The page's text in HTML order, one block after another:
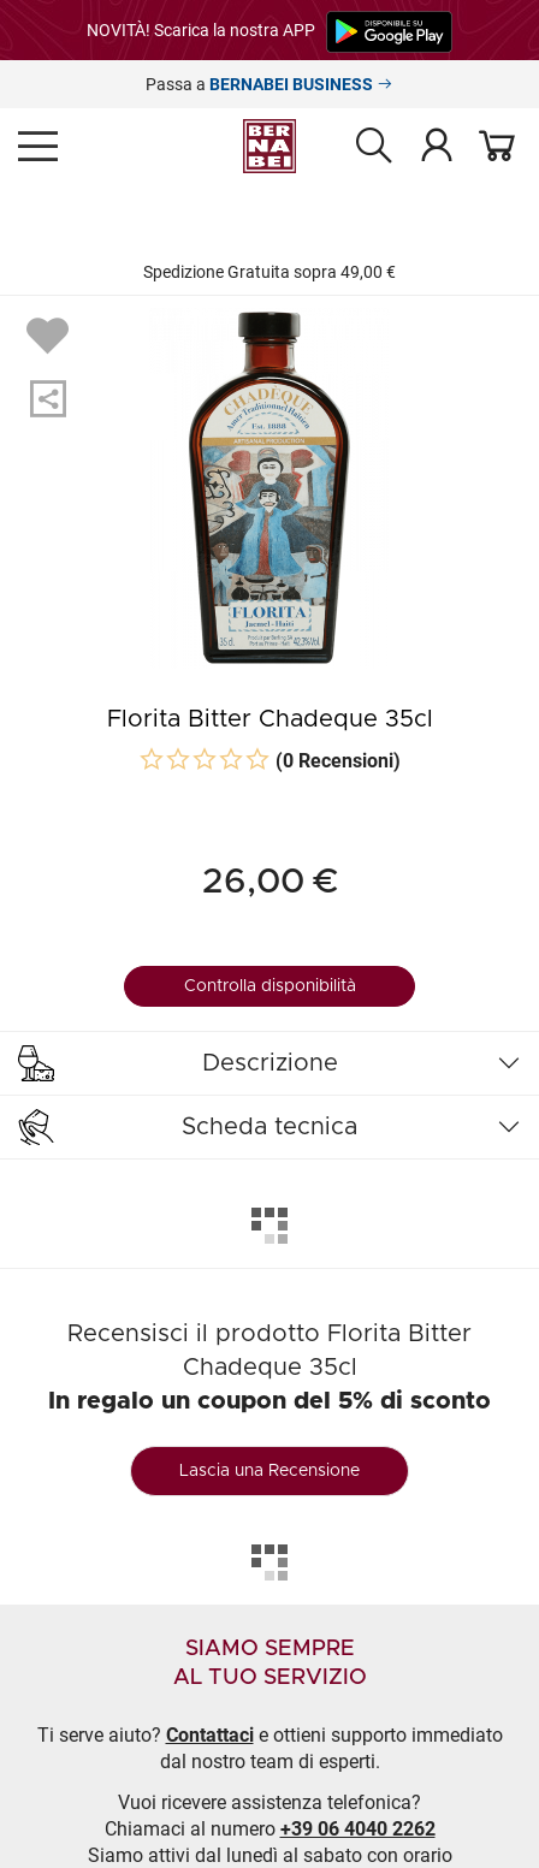
NOVITÀ! Scarica la nostra APP
Passa a BERNABEI BUSINESS
Spedizione Gratuita sopra 49,00 €
Florita Bitter Chadeque 35cl
(0 Recensioni)
26,00 €
Controlla disponibilità
Descrizione
Scheda tecnica
Recensisci il prodotto Florita Bitter
Chadeque 35cl
In regalo un coupon del 5% di sconto
Lascia una Recensione
SIAMO SEMPRE
AL TUO SERVIZIO
Ti serve aiuto? Contattacie ottieni supporto immediato
dal nostro team di esperti.
Vuoi ricevere assistenza telefonica?
Chiamaci al numero +39 06 4040 2262
Siamo attivi dal lunedì al sabato con orario